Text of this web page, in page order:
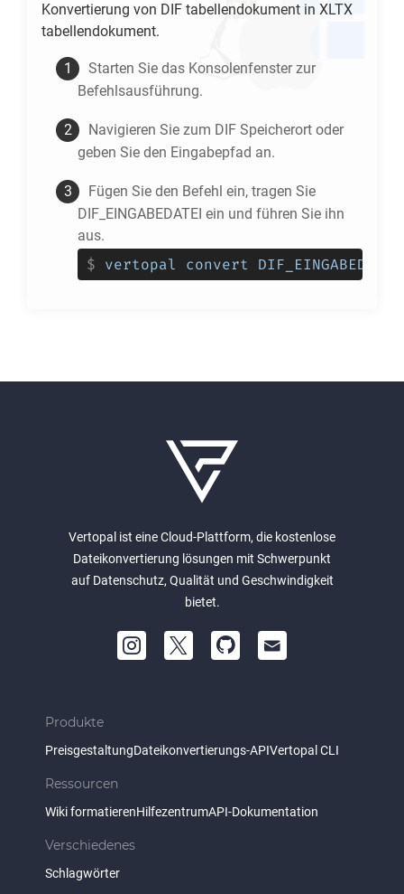
Konvertierung von DIF tabellendokument in XLTX
tabellendokument.
Starten Sie das Konsolenfenster zur
Befehlsausführung.
Navigieren Sie zum DIF Speicherort oder
geben Sie den Eingabepfad an.
Fügen Sie den Befehl ein, tragen Sie
DIF_EINGABEDATEI ein und führen Sie ihn
aus.
$ vertopal convert
Vertopal ist eine Cloud-Plattform, die kostenlose
Dateikonvertierung lösungen mit Schwerpunkt
auf Datenschutz, Qualität und Geschwindigkeit
bietet.
Produkte
PreisgestaltungDateikonvertierungs-APIVertopal CLI
Ressourcen
Wiki formatierenHilfezentrumAPI-Dokumentation
Verschiedenes
Schlagwörter